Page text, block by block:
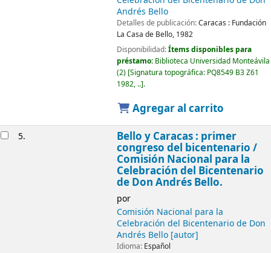
Andrés Bello
Detalles de publicación:Caracas : Fundación
La Casa de Bello, 1982
Disponibilidad:Ítems disponibles para
préstamo: Biblioteca Universidad Monteávila
(2) Signatura topográfica: PQ8549 B3 Z61
1982, .. .
Agregar al carrito
5. Bello y Caracas : primer
congreso del bicentenario /
Comisión Nacional para la
Celebración del Bicentenario
de Don Andrés Bello.
por
Comisión Nacional para la
Celebración del Bicentenario de Don
Andrés Bello[autor]
Idioma: Español